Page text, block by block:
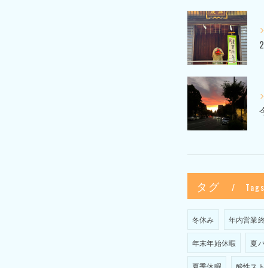
タグ Tags
冬休み 年内営業
年末年始休暇 夏
夏季休暇 酸性ス